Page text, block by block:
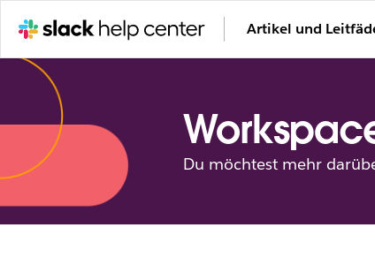
Artikel und
Du möchtest mehr